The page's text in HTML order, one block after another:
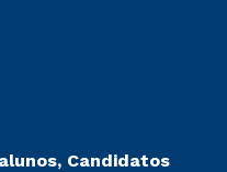
Candidatos